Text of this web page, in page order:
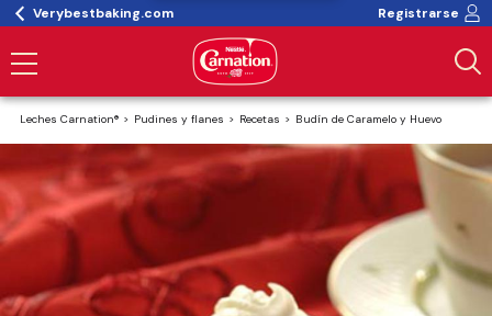
Verybestbaking.com Registrarse
Leches Carnation® Pudines y flanes Recetas Budín de Caramelo y Huevo